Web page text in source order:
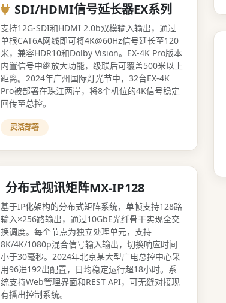
SDI/HDMI信号延长器EX系列
支持12G-SDI和HDMI 2.0b双模输入输出，通过
单根CAT6A网线即可将4K@60Hz信号延长至120
米，兼容HDR10和Dolby Vision。EX-4K Pro版本
内置信号中继放大功能，级联后可覆盖500米以上
距离。2024年广州国际灯光节中，32台EX-4K
Pro被部署在珠江两岸，将8个机位的4K信号稳定
回传至总控。
灵活部署
分布式视讯矩阵MX-IP128
基于IP化架构的分布式矩阵系统，单帧支持128路
输入×256路输出，通过10GbE光纤骨干实现全交
换调度。每个节点为独立处理单元，支持
8K/4K/1080p混合信号输入输出，切换响应时间
小于30毫秒。2024年北京某大型广电总控中心采
用96进192出配置，日均稳定运行超18小时。系
统支持Web管理界面和REST API，可无缝对接现
有播出控制系统。